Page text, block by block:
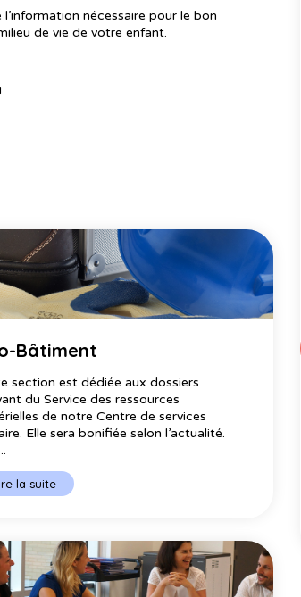
nécessaire pour le bon
de vie de votre enfant.
Bâtiment
section est dédiée aux dossiers
du Service des ressources
de notre Centre de services
Elle sera bonifiée selon l’actualité.
la suite